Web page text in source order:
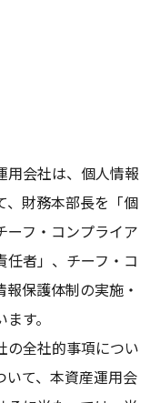
用会社は、個人情報
、財務本部長を「個
ーフ・コンプライア
任者」、チーフ・コ
保護体制の実施・
す。
の全社的事項につい
いて、本資産運用会